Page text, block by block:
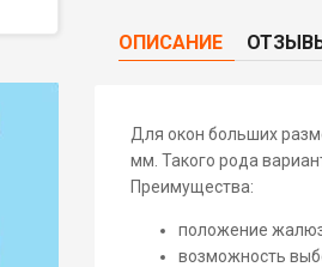
ОПИСАНИЕ
Для окон больших
мм. Такого рода
Преимущества:
положение
возможность